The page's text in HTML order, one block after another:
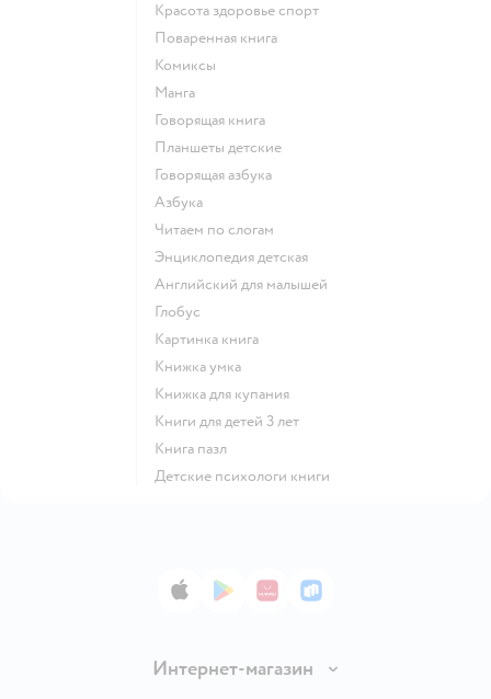
красота здоровье спорт
поваренная книга
комиксы
манга
говорящая книга
Планшеты детские
говорящая азбука
азбука
читаем по слогам
энциклопедия детская
английский для малышей
глобус
картинка книга
книжка умка
книжка для купания
книги для детей 3 лет
книга пазл
детские психологи книги
App StoreGoogle Play
AppGallery
RuStore
Интернет-магазин